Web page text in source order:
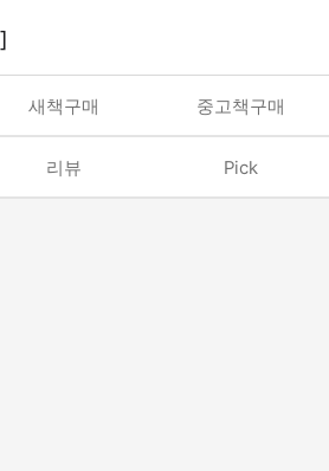
새책구매 중고책구매
리뷰 Pick